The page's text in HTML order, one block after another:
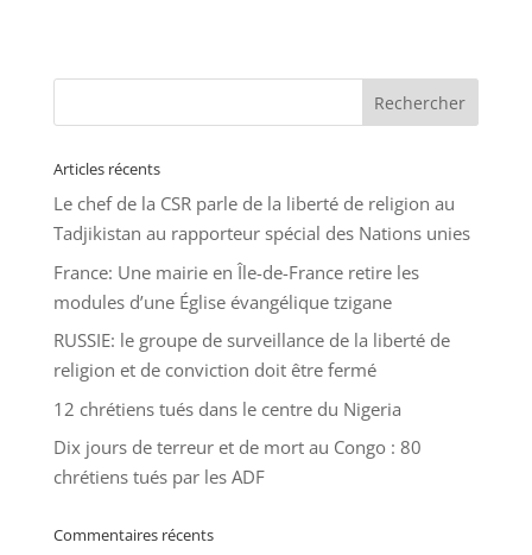
Articles récents
Le chef de la CSR parle de la liberté de religion au
Tadjikistan au rapporteur spécial des Nations unies
France: Une mairie en Île-de-France retire les
modules d’une Église évangélique tzigane
RUSSIE: le groupe de surveillance de la liberté de
religion et de conviction doit être fermé
12 chrétiens tués dans le centre du Nigeria
Dix jours de terreur et de mort au Congo : 80
chrétiens tués par les ADF
Commentaires récents